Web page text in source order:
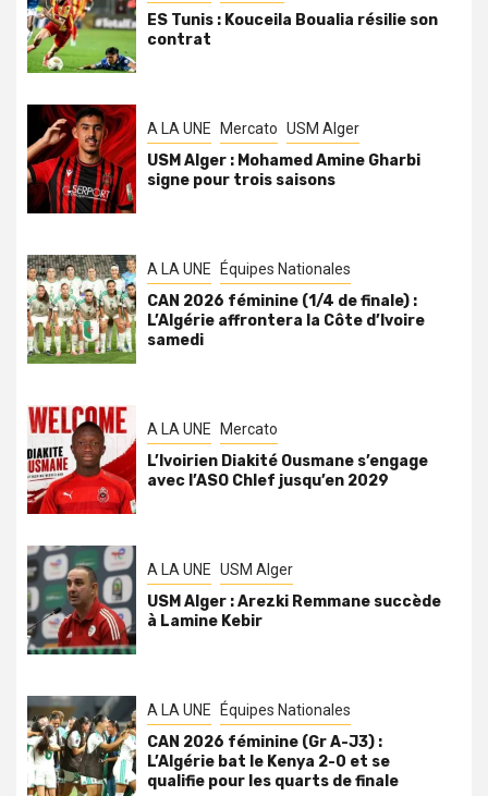
ES Tunis : Kouceila Boualia résilie son
contrat
A LA UNE Mercato USM Alger
USM Alger : Mohamed Amine Gharbi
signe pour trois saisons
A LA UNE Équipes Nationales
CAN 2026 féminine (1/4 de finale) :
L’Algérie affrontera la Côte d’Ivoire
samedi
A LA UNE Mercato
L’Ivoirien Diakité Ousmane s’engage
avec l’ASO Chlef jusqu’en 2029
A LA UNE USM Alger
USM Alger : Arezki Remmane succède
à Lamine Kebir
A LA UNE Équipes Nationales
CAN 2026 féminine (Gr A-J3) :
L’Algérie bat le Kenya 2-0 et se
qualifie pour les quarts de finale